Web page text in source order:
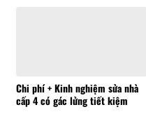
Chi phí + Kinh nghiệm sửa nhà
cấp 4 có gác lửng tiết kiệm